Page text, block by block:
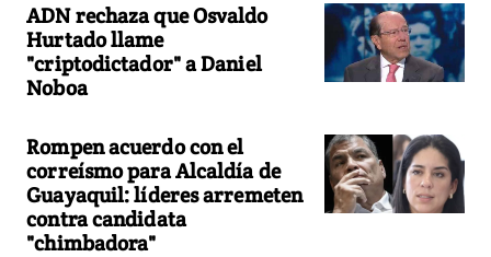
ADN rechaza que Osvaldo
Hurtado llame
"criptodictador" a Daniel
Noboa
Rompen acuerdo con el
correísmo para Alcaldía de
Guayaquil: líderes arremeten
contra candidata
"chimbadora"